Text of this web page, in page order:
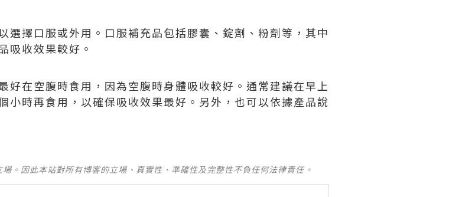
選擇口服或外用。口服補充品包括膠囊、錠劑、粉劑等，其中
吸收效果較好。
好在空腹時食用，因為空腹時身體吸收較好。通常建議在早上
小時再食用，以確保吸收效果最好。另外，也可以依據產品說
。因此本站對所有博客的立場、真實性、準確性及完整性不負任何法律責任。